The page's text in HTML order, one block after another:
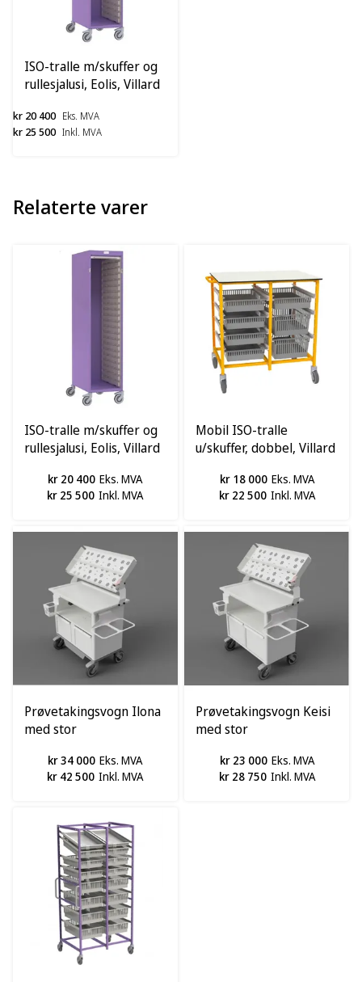
ISO-tralle m/skuffer og
rullesjalusi, Eolis, Villard
kr 20 400 Eks. MVA
kr 25 500 Inkl. MVA
Relaterte varer
ISO-tralle m/skuffer og
rullesjalusi, Eolis, Villard
kr 20 400 Eks. MVA
kr 25 500 Inkl. MVA
Mobil ISO-tralle
u/skuffer, dobbel, Villard
kr 18 000 Eks. MVA
kr 22 500 Inkl. MVA
Prøvetakingsvogn Ilona
med stor
Innopart
kr 34 000 Eks. MVA
kr 42 500 Inkl. MVA
Prøvetakingsvogn Keisi
med stor
Innopart
kr 23 000 Eks. MVA
kr 28 750 Inkl. MVA